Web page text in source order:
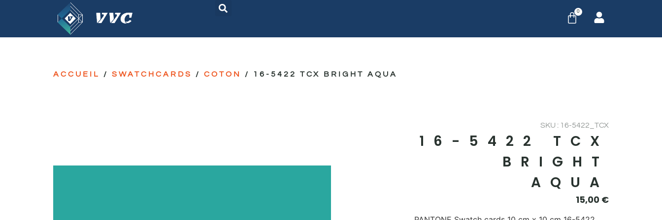
0
ACCUEIL / SWATCHCARDS / COTON / 16-5422 TCX BRIGHT AQUA
SKU : 16-5422_TCX
16-5422 TCX
BRIGHT
AQUA
15,00 €